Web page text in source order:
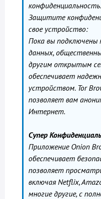
конфиденциальность.
Защитите
свое устройство:
Пока вы подключены
данных,
другим открытым
обеспечивает
устройством. Tor
позволяет вам
Интернет.
Супер
Приложение Onion
обеспечивает
позволяет
включая Netflix,
многие другие, с